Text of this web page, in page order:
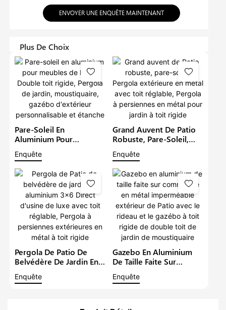
ENVOYER UNE ENQUÊTE MAINTENANT
Plus De Choix
Pare-Soleil En
Aluminium Pour
Meubles De Patio,
Double Toit Rigide,
Pergola De Jardin,
Moustiquaire, Gazébo
D'extérieur
Personnalisable Et
Étanche
Enquête
Grand Auvent De Patio
Robuste, Pare-Soleil,
Pergola Extérieure En
Métal Avec Toit
Réglable, Pergola À
Persiennes En Métal
Pour Jardin À Toit Rigide
Enquête
Pergola De Patio De
Belvédère De Jardin En
D'usine De Luxe Avec
Enquête
Gazebo En Aluminium
De Taille Faite Sur
Imperméable Extérieur
Enquête